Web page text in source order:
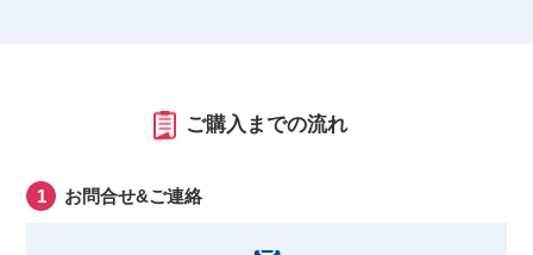
ご購入までの流れ
お問合せ&ご連絡